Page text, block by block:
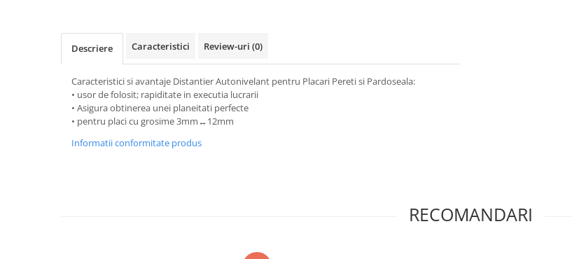
Uși de Vizitare
Șuruburi Gips Carton
Piese pentru CD si UA
Benzi Gips Carton
Descriere Caracteristici Review-uri (0)
Caracteristici si avantaje Distantier Autonivelant pentru Placari Pereti si Pardoseala:
• usor de folosit; rapiditate in executia lucrarii
• Asigura obtinerea unei planeitati perfecte
• pentru placi cu grosime 3mm↔12mm
Informatii conformitate produs
RECOMANDARI